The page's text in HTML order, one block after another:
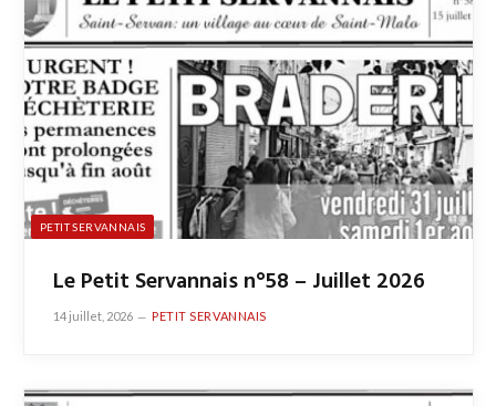
PETIT SERVANNAIS
Le Petit Servannais n°58 – Juillet 2026
14 juillet, 2026 PETIT SERVANNAIS